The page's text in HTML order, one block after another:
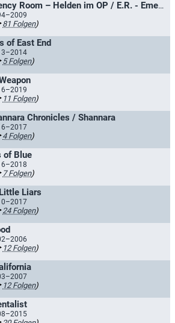
Emergency Room – Helden im OP / E.R. - Emergency Room
81 Folgen)
of East End
5 Folgen)
11 Folgen)
Chronicles / Shannara
4 Folgen)
of Blue
7 Folgen)
Liars
24 Folgen)
12 Folgen)
12 Folgen)